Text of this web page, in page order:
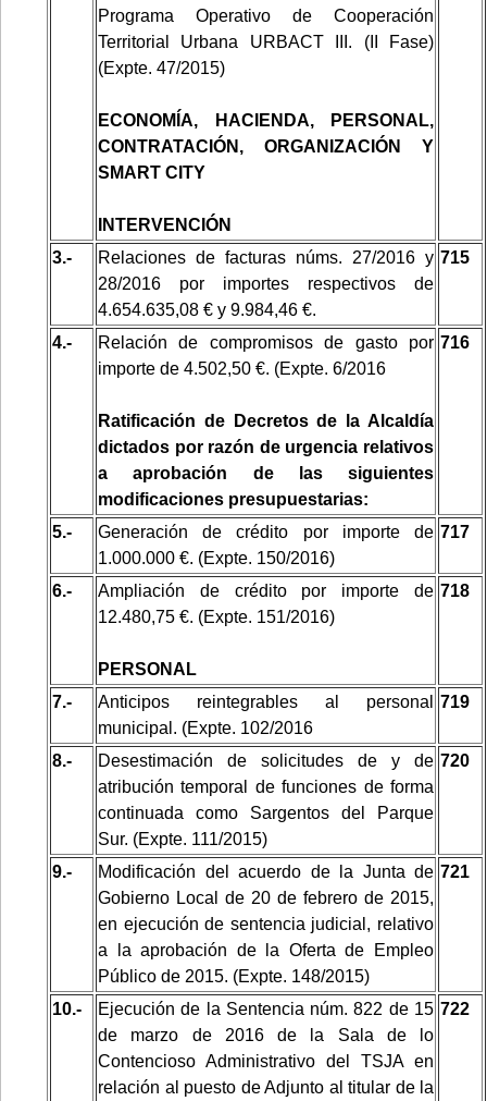
Programa Operativo de Cooperación
Territorial Urbana URBACT III. (II Fase)
(Expte. 47/2015)
ECONOMÍA, HACIENDA, PERSONAL,
CONTRATACIÓN, ORGANIZACIÓN Y
SMART CITY
INTERVENCIÓN
3.-
Relaciones de facturas núms. 27/2016 y
28/2016 por importes respectivos de
4.654.635,08 € y 9.984,46 €.
715
4.-
Relación de compromisos de gasto por
importe de 4.502,50 €. (Expte. 6/2016
Ratificación de Decretos de la Alcaldía
dictados por razón de urgencia relativos
a aprobación de las siguientes
modificaciones presupuestarias:
716
5.-
Generación de crédito por importe de
1.000.000 €. (Expte. 150/2016)
717
6.-
Ampliación de crédito por importe de
12.480,75 €. (Expte. 151/2016)
PERSONAL
718
7.-
Anticipos reintegrables al personal
municipal. (Expte. 102/2016
719
8.-
Desestimación de solicitudes de y de
atribución temporal de funciones de forma
continuada como Sargentos del Parque
Sur. (Expte. 111/2015)
720
9.-
Modificación del acuerdo de la Junta de
Gobierno Local de 20 de febrero de 2015,
en ejecución de sentencia judicial, relativo
a la aprobación de la Oferta de Empleo
Público de 2015. (Expte. 148/2015)
721
10.-
Ejecución de la Sentencia núm. 822 de 15
de marzo de 2016 de la Sala de lo
Contencioso Administrativo del TSJA en
relación al puesto de Adjunto al titular de la
722